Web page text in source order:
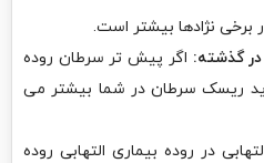
برخی نژادها بیشتر است.
گذشته: اگر پیش تر سرطان روده
ریسک سرطان در شما بیشتر می
در روده بیماری التهابی روده